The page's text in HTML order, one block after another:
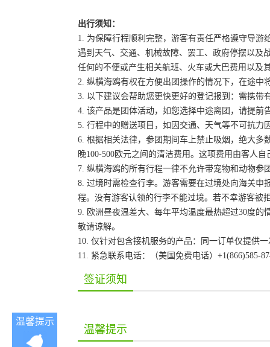
出行须知：
1. 为保障行程顺利完整，游客有责任严格遵守导
遇到天气、交通、机械故障、罢工、政府停摆以及
任何的不便或产生相关航班、火车或大巴费用以及
2. 纵横海鸥有权在方便出团操作的情况下，在途
3. 以下建议会帮助您更快更好的登记报到：需携
4. 该产品是团体活动，如您选择中途离团，请提
5. 行程中的赠送项目，如因交通、天气等不可抗
6. 根据相关法律，参团期间车上禁止吸烟，绝大
晚100-500欧元之间的清洁费用。这项费用由客人
7. 纵横海鸥的所有行程一律不允许带宠物和动物参
8. 过境时需检查行李。游客需要在过境处向海关
程。没有游客认领的行李不能过境。若不幸游客被
9. 欧洲昼夜温差大、每年平均温度最热超过30度
敬请谅解。
10. 仅针对包含接机服务的产品：同一订单仅提供
11. 紧急联系电话：（美国免费电话）+1(866)585-
签证须知
温馨提示
温馨提示